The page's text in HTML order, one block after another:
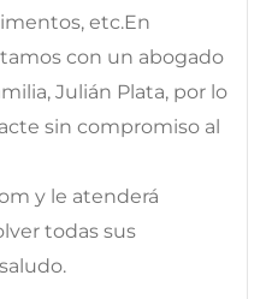
etc.En
con un abogado
Julián Plata, por lo
sin compromiso al
y le atenderá
todas sus